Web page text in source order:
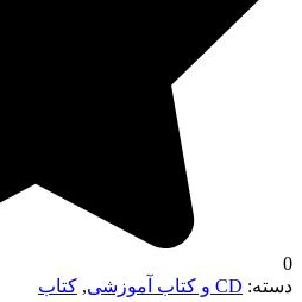
0
دسته: CD و کتاب آموزشی , کتاب